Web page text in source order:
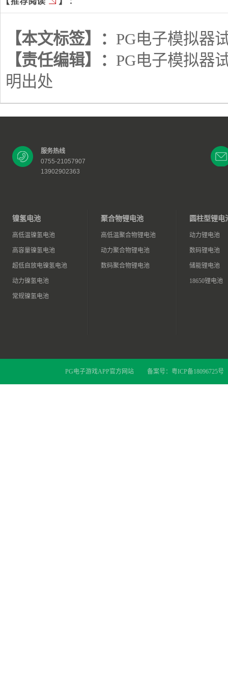
【本文标签】： PG电子模拟器
【责任编辑】： PG电子模拟器
明出处
服务热线
0755-21057907
13902902363
镍氢电池
高低温镍氢电池
高容量镍氢电池
超低自放电镍氢电池
动力镍氢电池
常规镍氢电池
聚合物锂电池
高低温聚合物锂电池
动力聚合物锂电池
数码聚合物锂电池
圆柱型锂电
动力锂电池
数码锂电池
储能锂电池
18650锂电池
PG电子游戏APP官方网站 备案号： 粤ICP备18096725号